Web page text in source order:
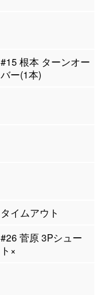
#15 根本 ターンオー
バー(1本)
タイムアウト
#26 菅原 3Pシュー
ト×